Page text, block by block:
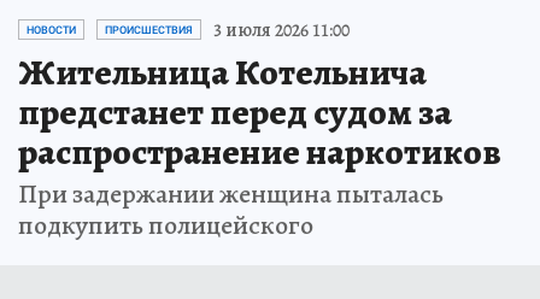
Ржу не переставая, это видео пересмотришь не раз
Ролик из Омска: вы будете смеяться долго
Королева вагона отожгла! Видео не оставит